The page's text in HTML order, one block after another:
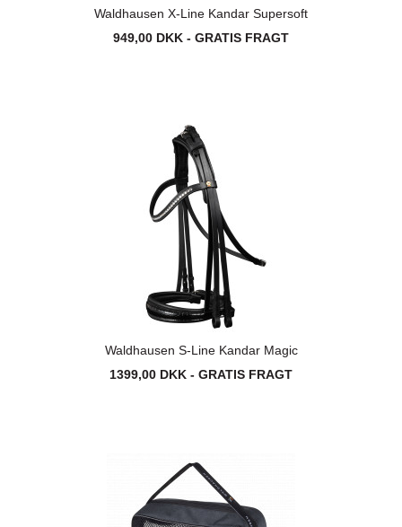
Waldhausen X-Line Kandar Supersoft
949,00 DKK - GRATIS FRAGT
Waldhausen S-Line Kandar Magic
1399,00 DKK - GRATIS FRAGT